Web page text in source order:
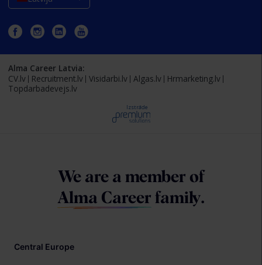
Alma Career Latvia:
CV.lv
Recruitment.lv Visidarbi.lv Algas.lv
Hrmarketing.lv
Topdarbadevejs.lv
Izstrāde
We are a member of
Alma Career family.
Central Europe